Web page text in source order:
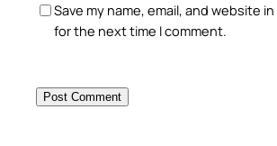
Save my name, email, and website
for the next time I comment.